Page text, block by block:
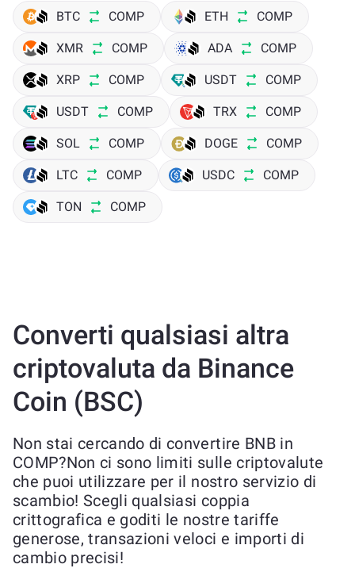
BTC COMP ETH COMP
XMR COMP ADA COMP
XRP COMP USDT COMP
USDT COMP TRX COMP
SOL COMP DOGE COMP
LTC COMP USDC COMP
TON COMP
Converti qualsiasi altra
criptovaluta da Binance
Coin (BSC)
Non stai cercando di convertire BNB in
COMP?Non ci sono limiti sulle criptovalute
che puoi utilizzare per il nostro servizio di
scambio! Scegli qualsiasi coppia
crittografica e goditi le nostre tariffe
generose, transazioni veloci e importi di
cambio precisi!